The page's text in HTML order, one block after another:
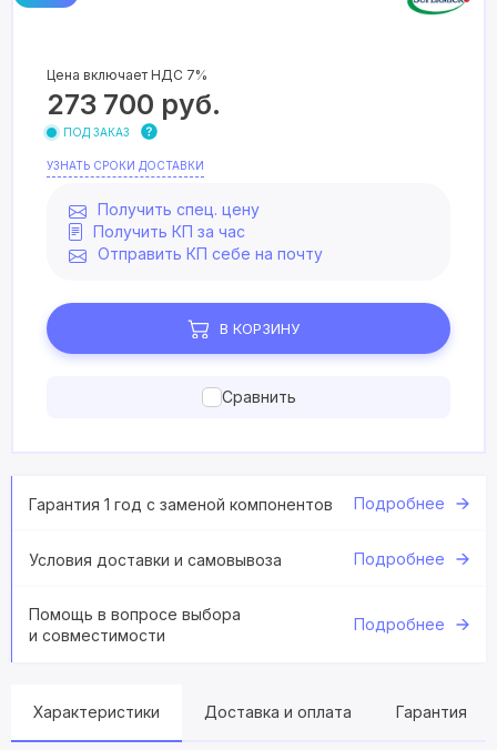
Цена включает НДС 7%
273 700 руб.
ПОД ЗАКАЗ
УЗНАТЬ СРОКИ ДОСТАВКИ
Получить спец. цену
Получить КП за час
Отправить КП себе на почту
В КОРЗИНУ
Сравнить
Гарантия 1 год с заменой компонентов Подробнее
Условия доставки и самовывоза Подробнее
Помощь в вопросе выбора
и совместимости
Подробнее
Характеристики Доставка и оплата Гарантия